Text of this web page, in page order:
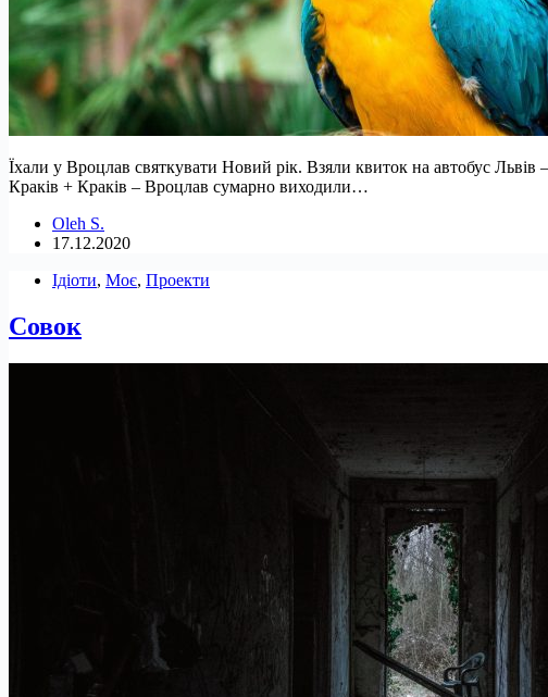
Їхали у Вроцлав святкувати Новий рік. Взяли квиток на автобус
Краків + Краків – Вроцлав сумарно виходили…
Oleh S.
17.12.2020
Ідіоти, Моє, Проекти
Совок